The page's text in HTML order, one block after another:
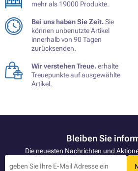
mehr als 19000 Produkte.
Bei uns haben Sie Zeit.Sie
können unbenutzte Artikel
innerhalb von 90 Tagen
zurücksenden.
Wir verstehen Treue.erhalte
Treuepunkte auf ausgewählte
Artikel.
Bleiben Sie
Die neuesten Nachrichten und